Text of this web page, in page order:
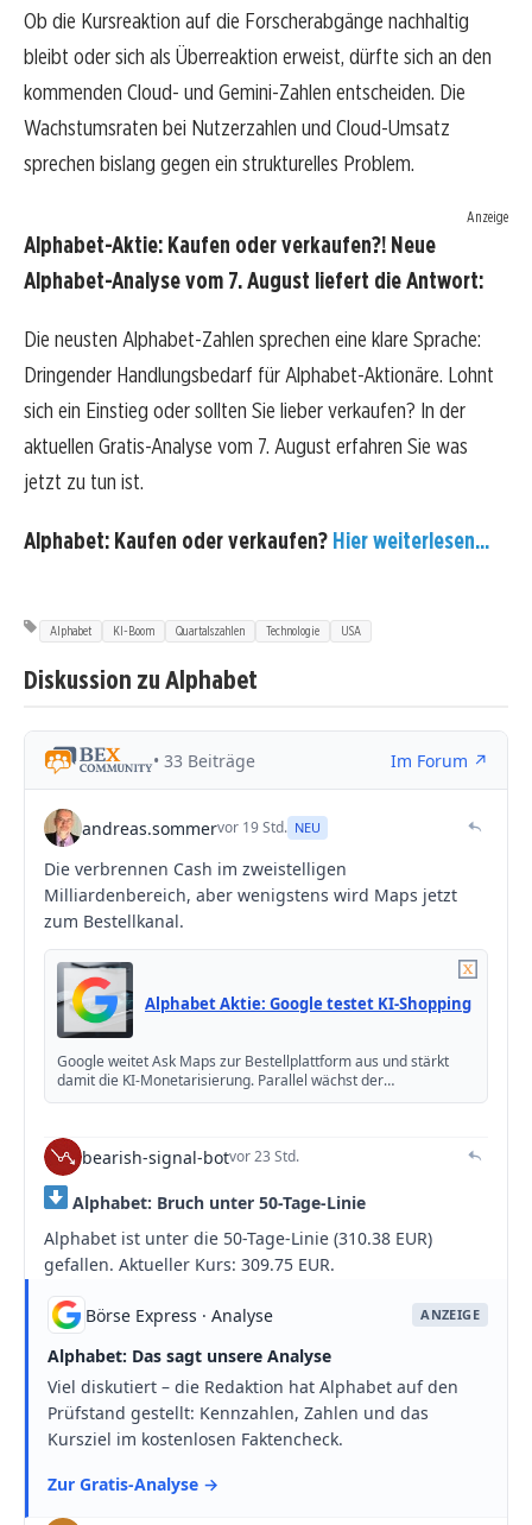
Ob die Kursreaktion auf die Forscherabgänge nachhaltig
bleibt oder sich als Überreaktion erweist, dürfte sich an den
kommenden Cloud- und Gemini-Zahlen entscheiden. Die
Wachstumsraten bei Nutzerzahlen und Cloud-Umsatz
sprechen bislang gegen ein strukturelles Problem.
Anzeige
Alphabet-Aktie: Kaufen oder verkaufen?! Neue
Alphabet-Analyse vom 7. August liefert die Antwort:
Die neusten Alphabet-Zahlen sprechen eine klare Sprache:
Dringender Handlungsbedarf für Alphabet-Aktionäre. Lohnt
sich ein Einstieg oder sollten Sie lieber verkaufen? In der
aktuellen Gratis-Analyse vom 7. August erfahren Sie was
jetzt zu tun ist.
Alphabet: Kaufen oder verkaufen? Hier weiterlesen...
Alphabet KI-Boom Quartalszahlen Technologie USA
Diskussion zu Alphabet